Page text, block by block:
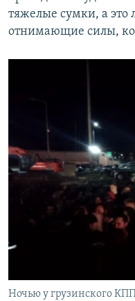
тяжелые сумки, а
отнимающие силы,
Ночью у грузинского